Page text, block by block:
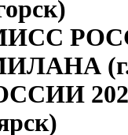
(г.